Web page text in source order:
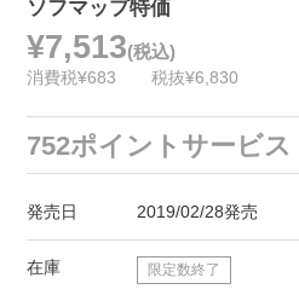
ソフマップ特価
¥7,513(税込)
消費税¥683 税抜¥6,830
752ポイントサービス
発売日 2019/02/28発売
在庫 限定数終了